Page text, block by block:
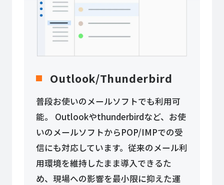
Outlook/Thunderbird
普段お使いのメールソフトでも利用可
能。
Outlookやthunderbirdなど、お使
いのメールソフトからPOP/IMPでの受
信にも対応しています。従来のメール利
用環境を維持したまま導入できるた
め、現場への影響を最小限に抑えた運